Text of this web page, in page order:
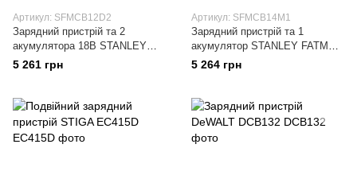
Артикул: SFMCB12D2
Зарядний пристрій та 2
акумулятора 18В STANLEY
FATMAX SFMCB12D2
5 261 грн
Артикул: SFMCB14M1
Зарядний пристрій та 1
акумулятор STANLEY FATMAX
SFMCB14M1
5 264 грн